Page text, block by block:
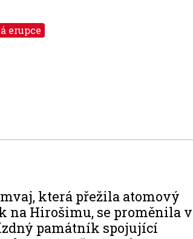
erupce
která přežila atomový
na Hirošimu, se proměnila v
památník spojující